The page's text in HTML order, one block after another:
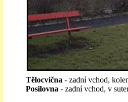
Tělocvična - zadní vchod,
Posilovna - zadní vchod, v